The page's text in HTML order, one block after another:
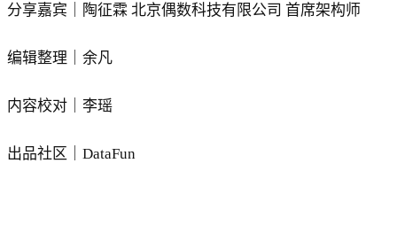
分享嘉宾｜陶征霖 北京偶数科技有限公司 首席架构师
编辑整理｜余凡
内容校对｜李瑶
出品社区｜DataFun